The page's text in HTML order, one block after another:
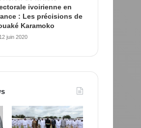
ivoirienne en
: Les précisions de
Karamoko
12 juin 2020